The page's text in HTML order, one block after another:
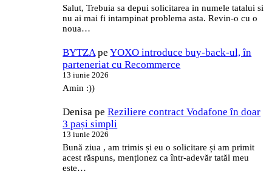
Salut, Trebuia sa depui solicitarea in numele tatalui si
nu ai mai fi intampinat problema asta. Revin-o cu o
noua…
BYTZA peYOXO introduce buy-back-ul, în
parteneriat cu Recommerce
13 iunie 2026
Amin :))
Denisa peReziliere contract Vodafone în doar
3 pași simpli
13 iunie 2026
Bună ziua , am trimis și eu o solicitare și am primit
acest răspuns, menționez ca într-adevăr tatăl meu
este…